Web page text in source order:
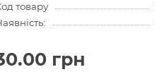
товару
грн